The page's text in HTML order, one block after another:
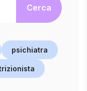
Cerca
psichiatra